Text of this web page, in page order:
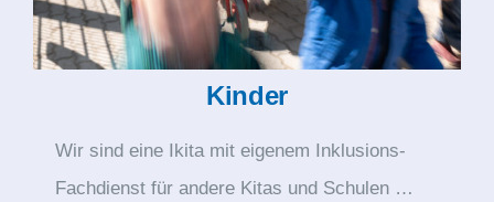
Kinder
Wir sind eine Ikita mit eigenem Inklusions-
Fachdienst für andere Kitas und Schulen …